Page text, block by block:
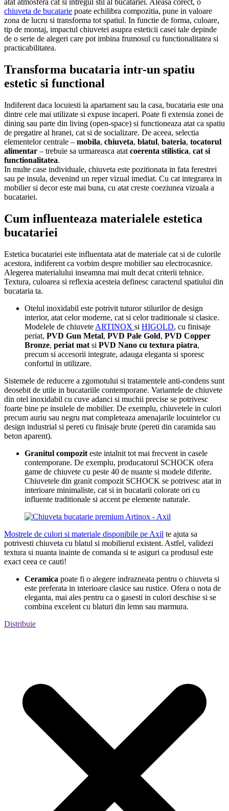
chiuveta de bucatarie poate echilibra compozitia, pune in valoare
zona de lucru si transforma tot spatiul. In functie de forma, culoare,
tip de montaj, impactul chiuvetei asupra esteticii casei tale depinde
de o serie de alegeri care pot imbina frumosul cu functionalitatea si
practicabilitatea.
Transforma bucataria intr-un spatiu
estetic si functional
Indiferent daca locuiesti la apartament sau la casa, bucataria este una
dintre cele mai utilizate si expuse incaperi. Poate fi extensia zonei de
dining sau parte din living (open-space) si functioneaza atat ca spatiu
de pregatire al hranei, cat si de socializare. De aceea, selectia
elementelor centrale – mobila, chiuveta, blatul, bateria, tocatorul
alimentar – trebuie sa urmareasca atat coerenta stilistica, cat si
functionalitatea.
In multe case individuale, chiuveta este pozitionata in fata ferestrei
sau pe insula, devenind un reper vizual imediat. Cu cat integrarea in
mobilier si decor este mai buna, cu atat creste coeziunea vizuala a
bucatariei.
Cum influenteaza materialele estetica
bucatariei
Estetica bucatariei este influentata atat de materiale cat si de culorile
acestora, indiferent ca vorbim despre mobilier sau electrocasnice.
Alegerea materialului inseamna mai mult decat criterii tehnice.
Textura, culoarea si reflexia acesteia definesc caracterul spatiului din
bucataria ta.
Otelul inoxidabil este potrivit tuturor stilurilor de design
interior, atat celor moderne, cat si celor traditionale si clasice.
Modelele de chiuvete ARTINOX si HIGOLD, cu finisaje
periat, PVD Gun Metal, PVD Pale Gold, PVD Copper
Bronze, periat mat si PVD Nano cu textura piatra,
precum si accesorii integrate, adauga eleganta si sporesc
confortul in utilizare.
Sistemele de reducere a zgomotului si tratamentele anti-condens sunt
deosebit de utile in bucatariile contemporane. Variantele de chiuvete
din otel inoxidabil cu cuve adanci si muchii precise se potrivesc
foarte bine pe insulele de mobilier. De exemplu, chiuvetele in culori
precum auriu sau negru mat completeaza amenajarile locuintelor cu
design industrial si pereti cu finisaje brute (pereti din caramida sau
beton aparent).
Granitul compozit este intalnit tot mai frecvent in casele
contemporane. De exemplu, producatorul SCHOCK ofera
game de chiuvete cu peste 40 de nuante si modele diferite.
Chiuvetele din granit compozit SCHOCK se potrivesc atat in
interioare minimaliste, cat si in bucatarii colorate ori cu
influente traditionale si accent pe elemente naturale.
Mostrele de culori si materiale disponibile pe Axil te ajuta sa
potrivesti chiuveta cu blatul si mobilierul existent. Astfel, validezi
textura si nuanta inainte de comanda si te asiguri ca produsul este
exact ceea ce cauti!
Ceramica poate fi o alegere indrazneata pentru o chiuveta si
este preferata in interioare clasice sau rustice. Ofera o nota de
eleganta, mai ales pentru ca o gasesti in culori deschise si se
combina excelent cu blaturi din lemn sau marmura.
Distribuie